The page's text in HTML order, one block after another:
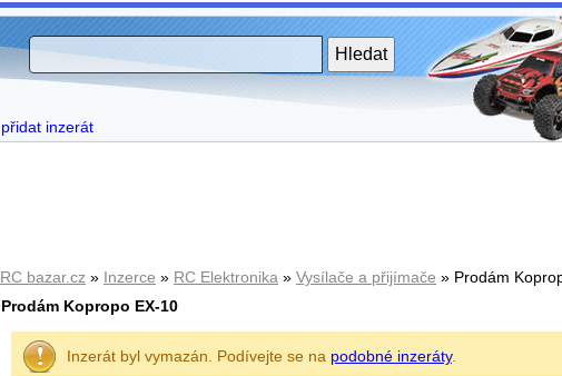
Prodám Kopropo EX-10
Inzerát byl vymazán. Podívejte se na podobné inzeráty.
RC bazar.cz » Inzerce » RC Elektronika » Vysílače a přijímače » Prodám
přidat inzerát